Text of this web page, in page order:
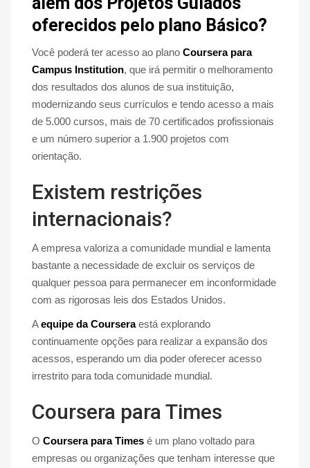
oferecidos pelo plano Básico?
Você poderá ter acesso ao plano Coursera para
Campus Institution, que irá permitir o melhoramento
dos resultados dos alunos de sua instituição,
modernizando seus currículos e tendo acesso a mais
de 5.000 cursos, mais de 70 certificados profissionais
e um número superior a 1.900 projetos com
orientação.
Existem restrições
internacionais?
A empresa valoriza a comunidade mundial e lamenta
bastante a necessidade de excluir os serviços de
qualquer pessoa para permanecer em inconformidade
com as rigorosas leis dos Estados Unidos.
Aequipe da Courseraestá explorando
continuamente opções para realizar a expansão dos
acessos, esperando um dia poder oferecer acesso
irrestrito para toda comunidade mundial.
Coursera para Times
O Coursera para Times é um plano voltado para
empresas ou organizações que tenham interesse que